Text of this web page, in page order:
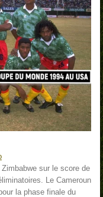
sur le score de
Le Cameroun
la phase finale du